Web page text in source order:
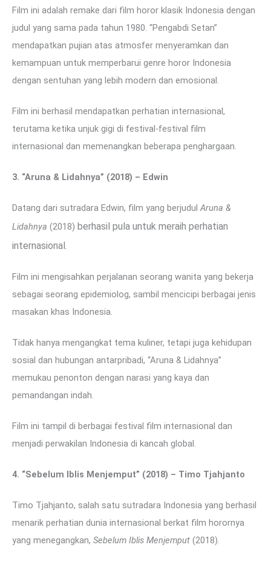
Film ini adalah remake dari film horor klasik Indonesia dengan
judul yang sama pada tahun 1980. “Pengabdi Setan”
mendapatkan pujian atas atmosfer menyeramkan dan
kemampuan untuk memperbarui genre horor Indonesia
dengan sentuhan yang lebih modern dan emosional.
Film ini berhasil mendapatkan perhatian internasional,
terutama ketika unjuk gigi di festival-festival film
internasional dan memenangkan beberapa penghargaan.
3. “Aruna & Lidahnya” (2018) – Edwin
Datang dari sutradara Edwin, film yang berjudul Aruna &
Lidahnya (2018) berhasil pula untuk meraih perhatian
internasional
Film ini mengisahkan perjalanan seorang wanita yang bekerja
sebagai seorang epidemiolog, sambil mencicipi berbagai jenis
masakan khas Indonesia.
Tidak hanya mengangkat tema kuliner, tetapi juga kehidupan
sosial dan hubungan antarpribadi, “Aruna & Lidahnya”
memukau penonton dengan narasi yang kaya dan
pemandangan indah.
Film ini tampil di berbagai festival film internasional dan
menjadi perwakilan Indonesia di kancah global.
4. “Sebelum Iblis Menjemput” (2018) – Timo Tjahjanto
Timo Tjahjanto, salah satu sutradara Indonesia yang berhasil
menarik perhatian dunia internasional berkat film horornya
yang menegangkan, Sebelum Iblis Menjemput (2018).